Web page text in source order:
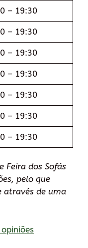
– 19:30
– 19:30
– 19:30
– 19:30
– 19:30
– 19:30
– 19:30
Feira dos Sofás
pelo que
através de uma